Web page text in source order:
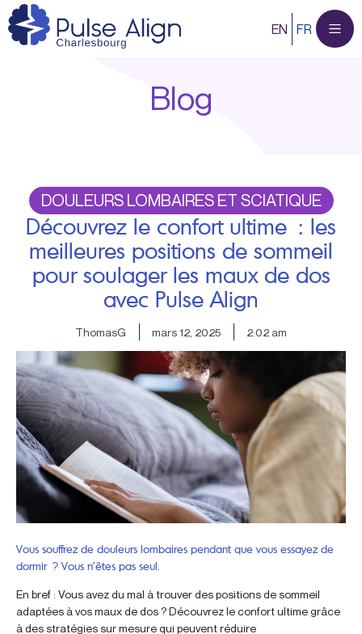
Aller
au
EN FR
Blog
DOULEURS LOMBAIRES ET SCIATIQUE
Découvrez le confort ultime : les
meilleures positions de sommeil
pour soulager les maux de dos
avec Pulse Align
ThomasG mars 12, 2025 2:02 am
Vous souffrez de douleurs lombaires pendant que vous essayez de
dormir ? Vous n’êtes pas seul.
En bref : Vous avez du mal à trouver des positions de sommeil
adaptées à vos maux de dos ? Découvrez le confort ultime grâce
à des stratégies sur mesure qui peuvent réduire